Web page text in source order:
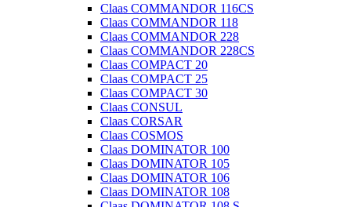
Claas COMMANDOR 116CS
Claas COMMANDOR 118
Claas COMMANDOR 228
Claas COMMANDOR 228CS
Claas COMPACT 20
Claas COMPACT 25
Claas COMPACT 30
Claas CONSUL
Claas CORSAR
Claas COSMOS
Claas DOMINATOR 100
Claas DOMINATOR 105
Claas DOMINATOR 106
Claas DOMINATOR 108